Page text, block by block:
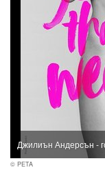
Джилиън Андерсън -
© PETA